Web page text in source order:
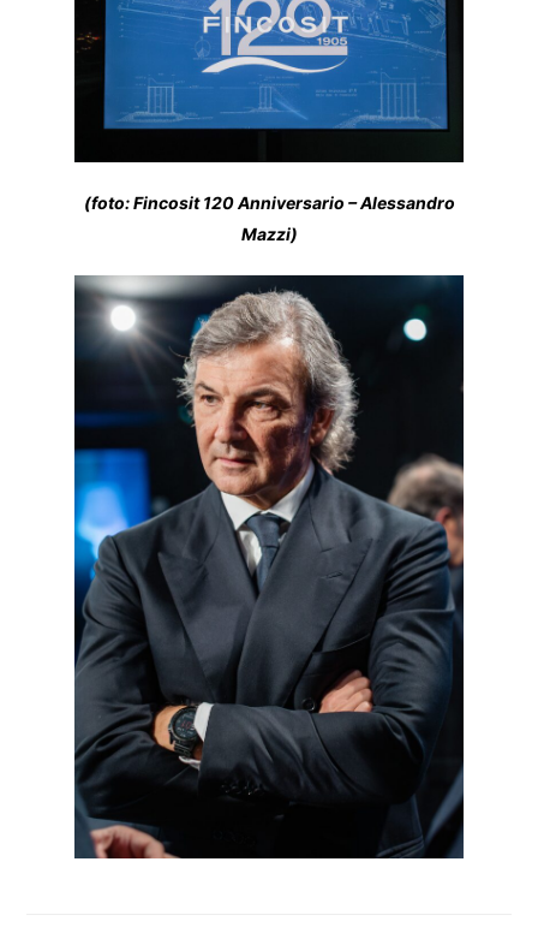
(foto: Fincosit 120 Anniversario – Alessandro
Mazzi)